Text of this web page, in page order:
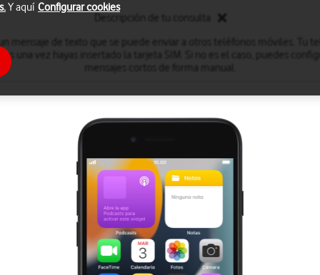
una vez hayas insertado la tarjeta SIM. Si no es el caso, puedes
Y aquí Configurar cookies